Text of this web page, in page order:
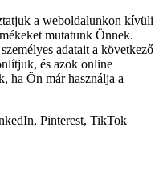
a weboldalunkon kívüli
mutatunk Önnek.
adatait a következő
és azok online
ha Ön már használja a
Pinterest, TikTok